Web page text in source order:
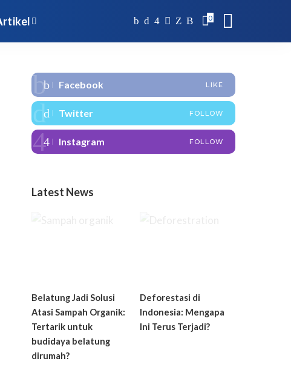
0
Facebook LIKE
Twitter FOLLOW
Instagram FOLLOW
Latest News
Belatung Jadi Solusi
Atasi Sampah Organik:
Tertarik untuk
budidaya belatung
dirumah?
Deforestasi di
Indonesia: Mengapa
Ini Terus Terjadi?